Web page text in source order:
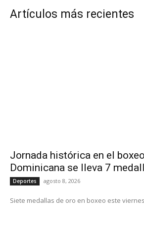
Artículos más recientes
Jornada histórica en el
Dominicana se lleva 7
Deportes agosto 8, 2026
Siete medallas de oro en boxeo este